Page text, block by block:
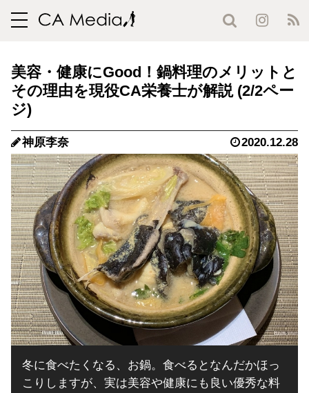
toggle
美容・健康にGood！鍋料理のメリットと
その理由を現役CA栄養士が解説 (2/2ペー
ジ)
神原李奈 2020.12.28
冬に食べたくなる、お鍋。食べるとなんだかほっ
こりしますが、実は美容や健康にも良い優秀な料